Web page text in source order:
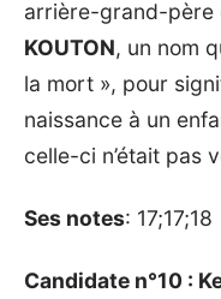
arrière-grand-père
KOUTON, un nom
la mort », pour
naissance à un
celle-ci n’était pas
Ses notes: 17;17;18
Candidate n°10 :